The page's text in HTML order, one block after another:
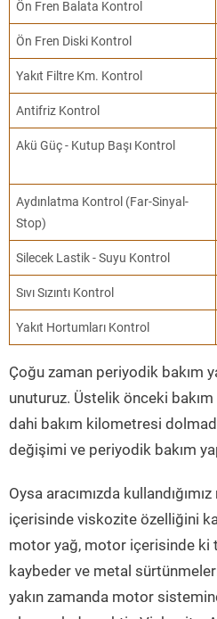
Ön Fren Balata Kontrol
Ön Fren Diski Kontrol
Yakıt Filtre Km. Kontrol
Antifriz Kontrol
Akü Güç - Kutup Başı Kontrol
Aydınlatma Kontrol (Far-Sinyal-
Stop)
Silecek Lastik - Suyu Kontrol
Sıvı Sızıntı Kontrol
Yakıt Hortumları Kontrol
Çoğu zaman periyodik bakım
unuturuz. Üstelik önceki
dahi bakım kilometresi
değişimi ve periyodik bakım
Oysa aracımızda
içerisinde viskozite özelliğini
motor yağ, motor içerisinde ki
kaybeder ve metal
yakın zamanda motor